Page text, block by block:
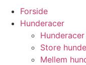
Forside
Hunderacer
Store
Mellem